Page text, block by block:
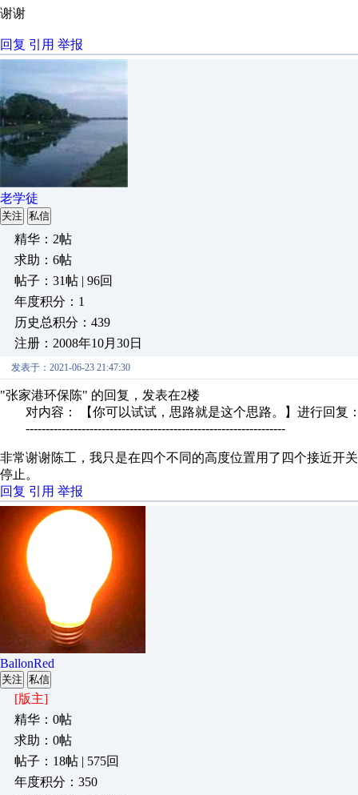
谢谢
回复 引用 举报
老学徒
关注 私信
精华：2帖
求助：6帖
帖子：31帖 | 96回
年度积分：1
历史总积分：439
注册：2008年10月30日
发表于：2021-06-23 21:47:30
"张家港环保陈" 的回复，发表在2楼
对内容： 【你可以试试，思路就是这个思路。】进行回复
-----------------------------------------------------------------
非常谢谢陈工，我只是在四个不同的高度位置用了四个接近开
停止。
回复 引用 举报
BallonRed
关注 私信
[版主]
精华：0帖
求助：0帖
帖子：18帖 | 575回
年度积分：350